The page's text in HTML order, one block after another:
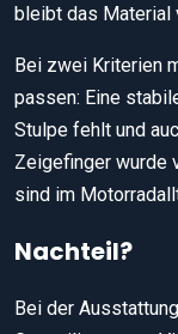
bleibt das Material
Bei zwei Kriterien
passen: Eine
Stulpe fehlt und
Zeigefinger wurde
sind im
Nachteil?
Bei der